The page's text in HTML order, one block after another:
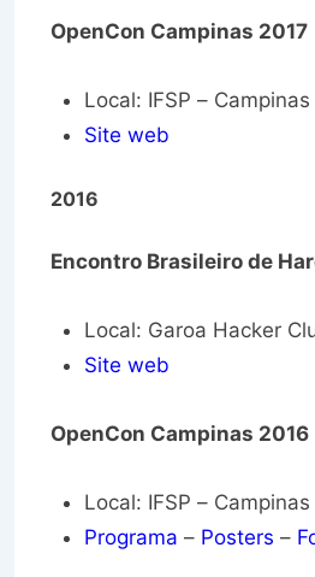
OpenCon Campinas 2017
Local: IFSP – Campinas
Site web
2016
Encontro Brasileiro de
Local: Garoa Hacker
Site web
OpenCon Campinas 2016
Local: IFSP – Campinas
Programa – Posters –